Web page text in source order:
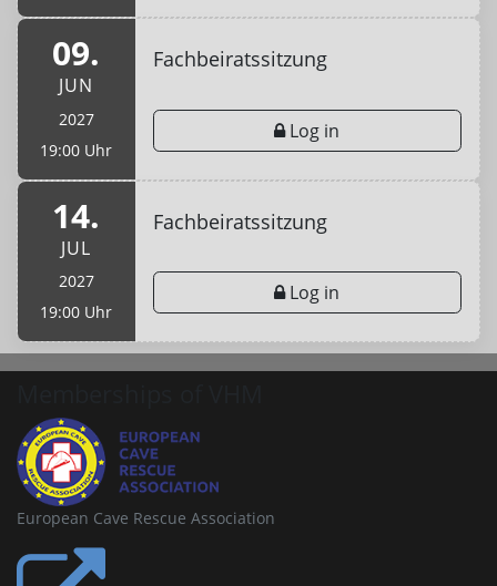
09.
JUN
2027
19:00 Uhr
Fachbeiratssitzung
Log in
14.
JUL
2027
19:00 Uhr
Fachbeiratssitzung
Log in
European Cave Rescue Association